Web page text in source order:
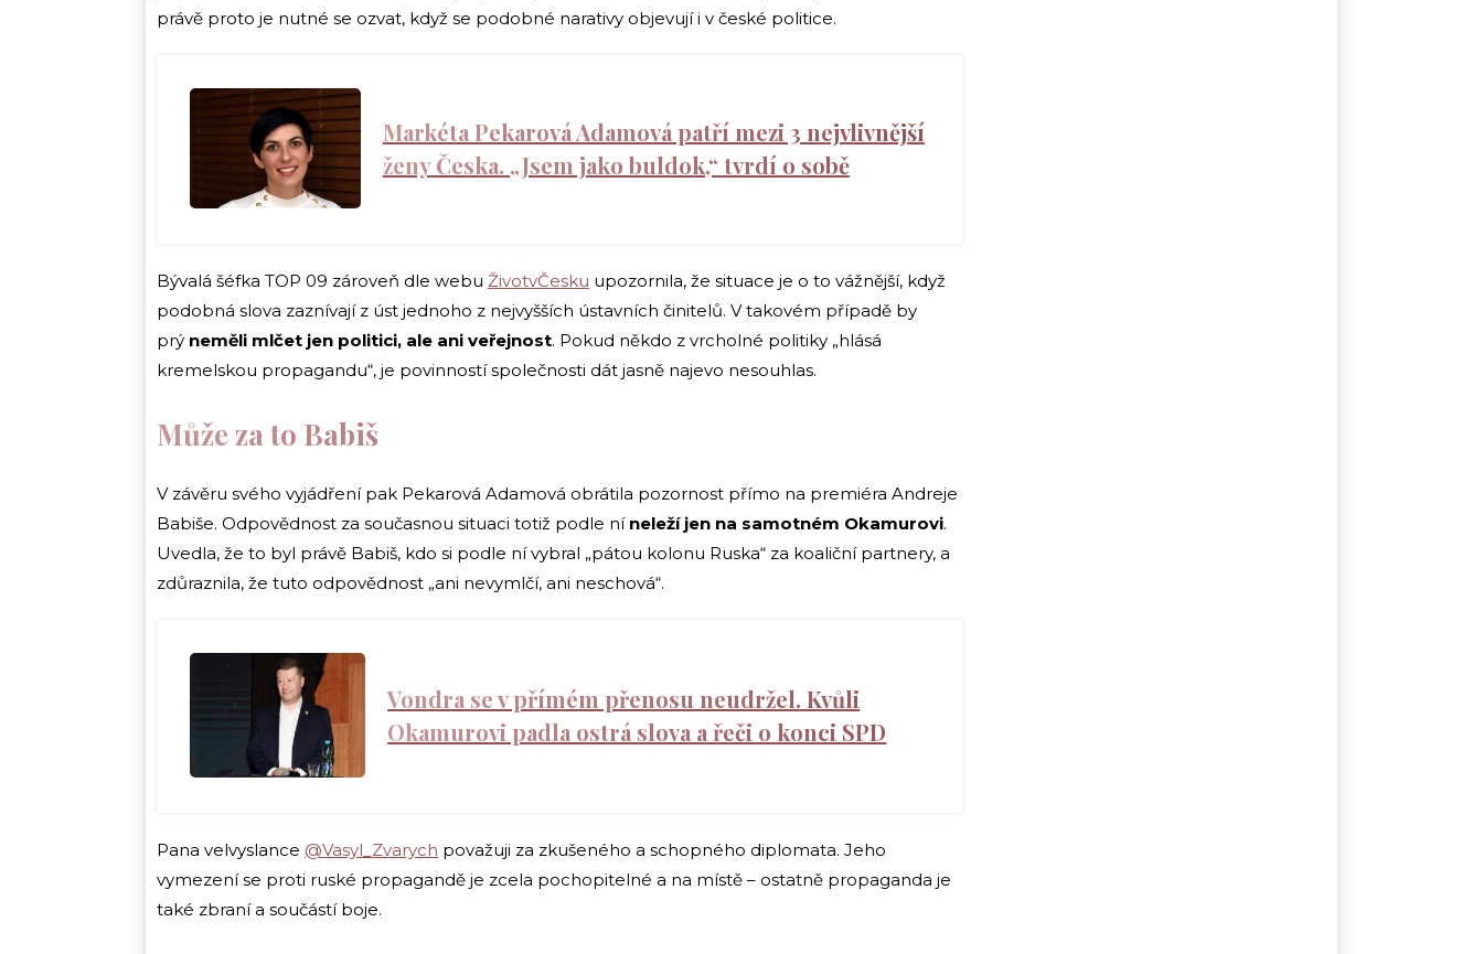
právě proto je nutné se ozvat, když se podobné narativy objevují i v české politice.
Markéta Pekarová Adamová patří mezi 3 nejvlivnější
ženy Česka. „Jsem jako buldok,“ tvrdí o sobě
Bývalá šéfka TOP 09 zároveň dle webu ŽivotvČesku upozornila, že situace je o to vážnější, když
podobná slova zaznívají z úst jednoho z nejvyšších ústavních činitelů. V takovém případě by
prý neměli mlčet jen politici, ale ani veřejnost. Pokud někdo z vrcholné politiky „hlásá
kremelskou propagandu“, je povinností společnosti dát jasně najevo nesouhlas.
Může za to Babiš
V závěru svého vyjádření pak Pekarová Adamová obrátila pozornost přímo na premiéra Andreje
Babiše. Odpovědnost za současnou situaci totiž podle ní neleží jen na samotném Okamurovi.
Uvedla, že to byl právě Babiš, kdo si podle ní vybral „pátou kolonu Ruska“ za koaliční partnery, a
zdůraznila, že tuto odpovědnost „ani nevymlčí, ani neschová“.
Vondra se v přímém přenosu neudržel. Kvůli
Okamurovi padla ostrá slova a řeči o konci SPD
Pana velvyslance @Vasyl_Zvarych považuji za zkušeného a schopného diplomata. Jeho
vymezení se proti ruské propagandě je zcela pochopitelné a na místě – ostatně propaganda je
také zbraní a součástí boje.